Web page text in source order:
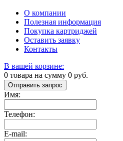
О компании
Полезная информация
Покупка картриджей
Оставить заявку
Контакты
В вашей корзине:
0 товара на сумму 0 руб.
Отправить запрос
Имя:
Телефон:
E-mail: